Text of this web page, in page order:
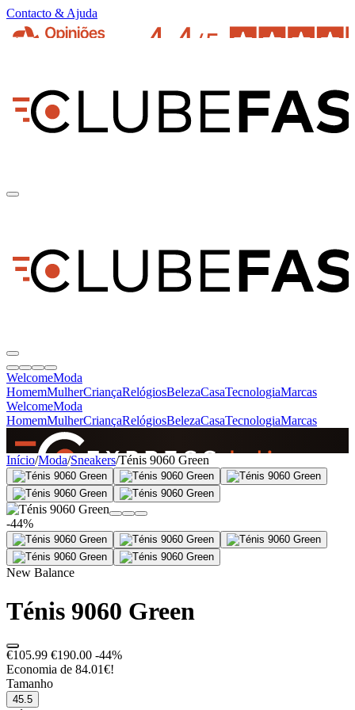
Contacto & Ajuda
WelcomeModa
HomemMulherCriançaRelógiosBelezaCasaTecnologiaMarcas
WelcomeModa
HomemMulherCriançaRelógiosBelezaCasaTecnologiaMarcas
SINCE 2005
+de 36.000 reviews
Início/Moda/Sneakers/Ténis 9060 Green
-44%
New Balance
Ténis 9060 Green
€105.99 €190.00 -44%
Economia de 84.01€!
Tamanho
45.5